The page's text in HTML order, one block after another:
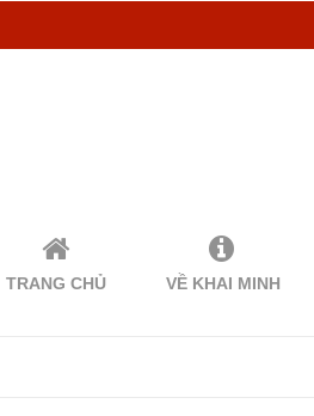
TRANG CHỦ VỀ KHAI MINH